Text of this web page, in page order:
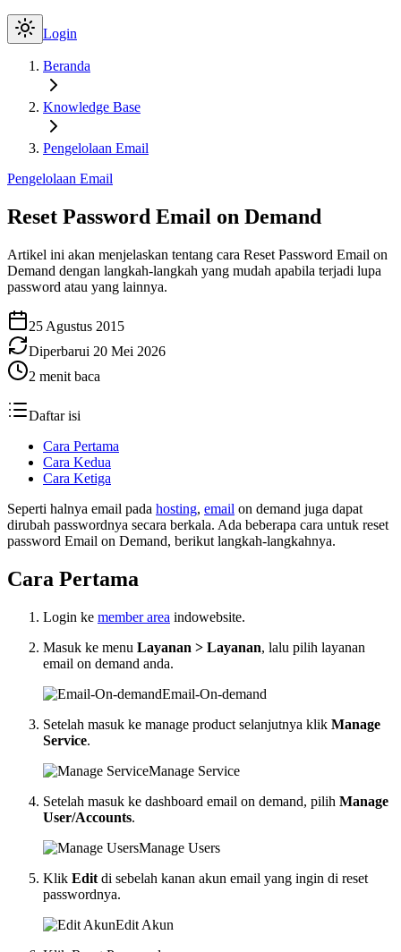
Login
Beranda
Knowledge Base
Pengelolaan Email
Pengelolaan Email
Reset Password Email on Demand
Artikel ini akan menjelaskan tentang cara Reset Password Email on
Demand dengan langkah-langkah yang mudah apabila terjadi lupa
password atau yang lainnya.
25 Agustus 2015
Diperbarui 20 Mei 2026
2 menit baca
Daftar isi
Cara Pertama
Cara Kedua
Cara Ketiga
Seperti halnya email pada hosting, email on demand juga dapat
dirubah passwordnya secara berkala. Ada beberapa cara untuk reset
password Email on Demand, berikut langkah-langkahnya.
Cara Pertama
Login ke member area indowebsite.
Masuk ke menu Layanan > Layanan, lalu pilih layanan
email on demand anda.
Email-On-demand
Setelah masuk ke manage product selanjutnya klik Manage
Service.
Manage Service
Setelah masuk ke dashboard email on demand, pilih Manage
User/Accounts.
Manage Users
Klik Edit di sebelah kanan akun email yang ingin di reset
passwordnya.
Edit Akun